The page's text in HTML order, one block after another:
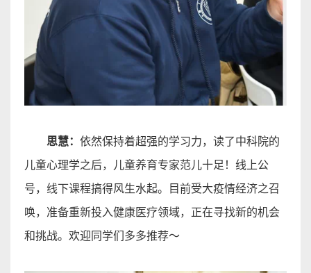
思慧： 依然保持着超强的学习力，读了中科院的
儿童心理学之后，儿童养育专家范儿十足！线上公
号，线下课程搞得风生水起。目前受大疫情经济之召
唤，准备重新投入健康医疗领域，正在寻找新的机会
和挑战。欢迎同学们多多推荐～